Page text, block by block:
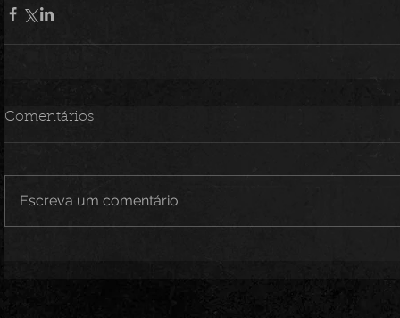
Comentários
Escreva um comentário